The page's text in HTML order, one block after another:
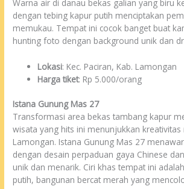
Warna air di danau bekas galian yang biru
dengan tebing kapur putih menciptakan
memukau. Tempat ini cocok banget buat
hunting foto dengan background unik dan
Lokasi: Kec. Paciran, Kab. Lamongan
Harga tiket: Rp 5.000/orang
Istana Gunung Mas 27
Transformasi area bekas tambang kapur
wisata yang hits ini menunjukkan
Lamongan. Istana Gunung Mas 27
dengan desain perpaduan gaya Chinese
unik dan menarik. Ciri khas tempat ini
putih, bangunan bercat merah yang